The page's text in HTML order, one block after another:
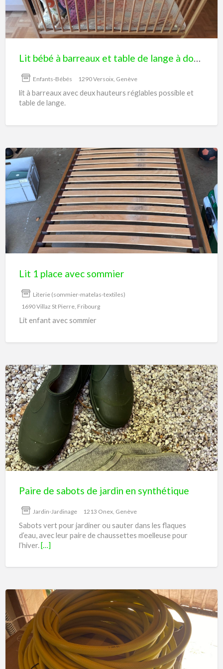
et
table
de
donner
Lit bébé à barreaux et table de lange à donner
Enfants-Bébés 1290 Versoix, Genève
lit à barreaux avec deux hauteurs réglables possible et
table de lange.
Lit
1
place
sommier
Lit 1 place avec sommier
Literie (sommier-matelas-textiles)
1690 Villaz St Pierre, Fribourg
Lit enfant avec sommier
Paire
de
sabots
de
jardin
en
synthétique
Paire de sabots de jardin en synthétique
Jardin-Jardinage 1213 Onex, Genève
Sabots vert pour jardiner ou sauter dans les flaques
d’eau, avec leur paire de chaussettes moelleuse pour
l’hiver.[…]
Tuyau
d’arrosage